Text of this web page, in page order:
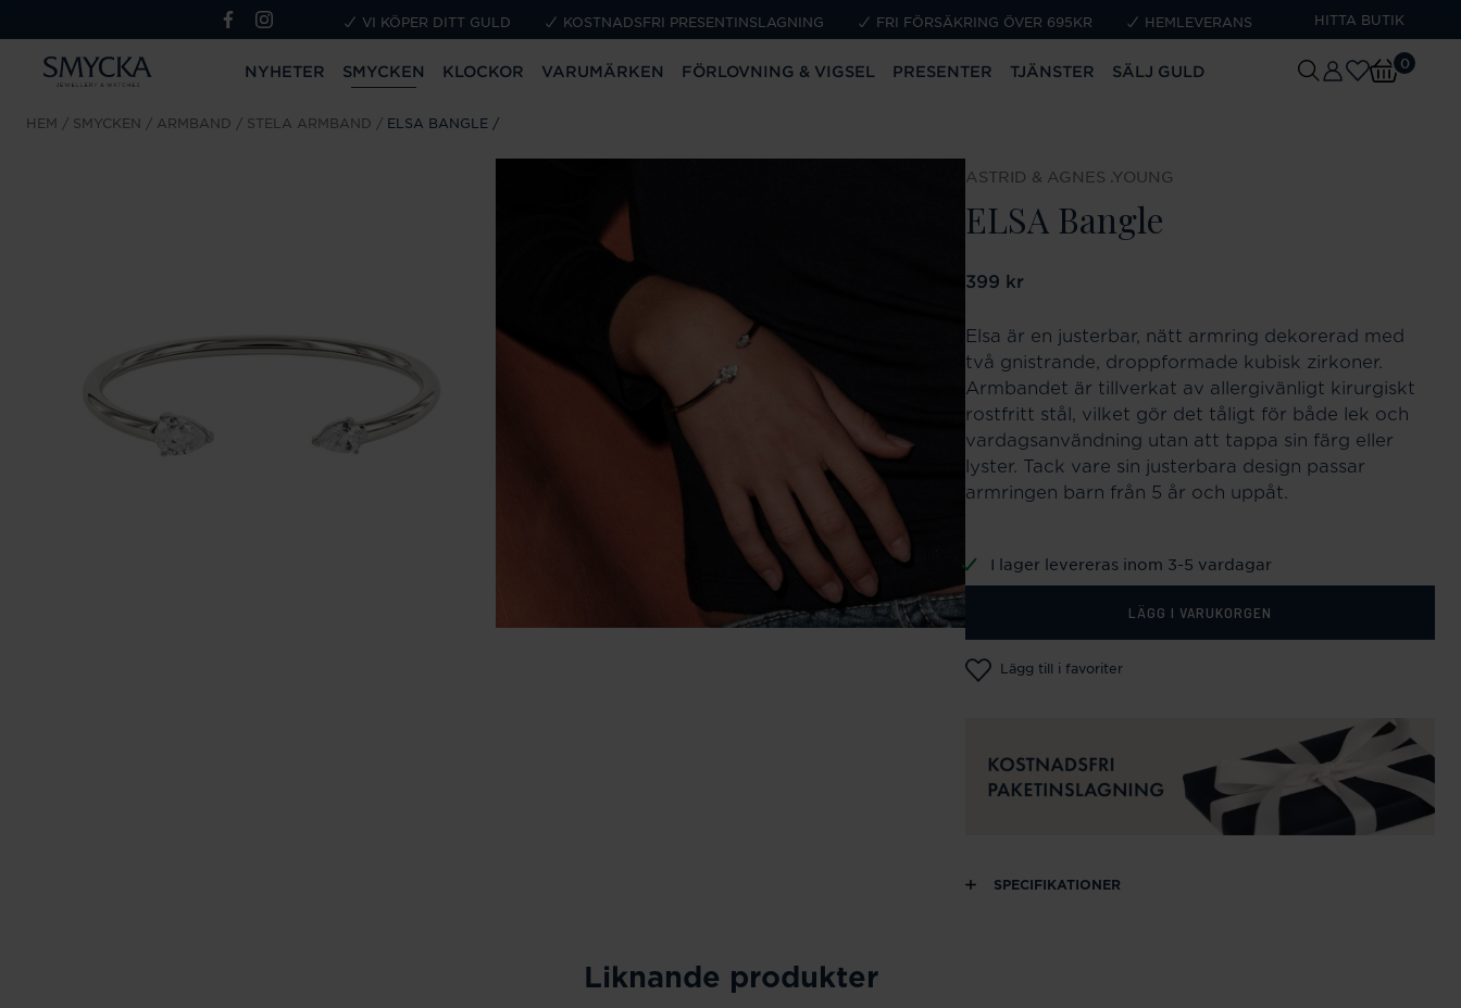
VI KÖPER DITT GULD KOSTNADSFRI PRESENTINSLAGNING FRI FÖRSÄKRING ÖVER 695KR HEMLEVERANS HITTA BUTIK
NYHETER SMYCKEN KLOCKOR VARUMÄRKEN FÖRLOVNING & VIGSEL PRESENTER TJÄNSTER SÄLJ GULD 0
HEM SMYCKEN ARMBAND STELA ARMBAND ELSA BANGLE
ASTRID & AGNES .YOUNG
ELSA Bangle
Pris :399 kr
399 kr
Elsa är en justerbar, nätt armring dekorerad med
två gnistrande, droppformade kubisk zirkoner.
Armbandet är tillverkat av allergivänligt kirurgiskt
rostfritt stål, vilket gör det tåligt för både lek och
vardagsanvändning utan att tappa sin färg eller
lyster. Tack vare sin justerbara design passar
armringen barn från 5 år och uppåt.
I lager levereras inom 3-5 vardagar
LÄGG I VARUKORGEN
Lägg till i favoriter
SPECIFIKATIONER
Liknande produkter